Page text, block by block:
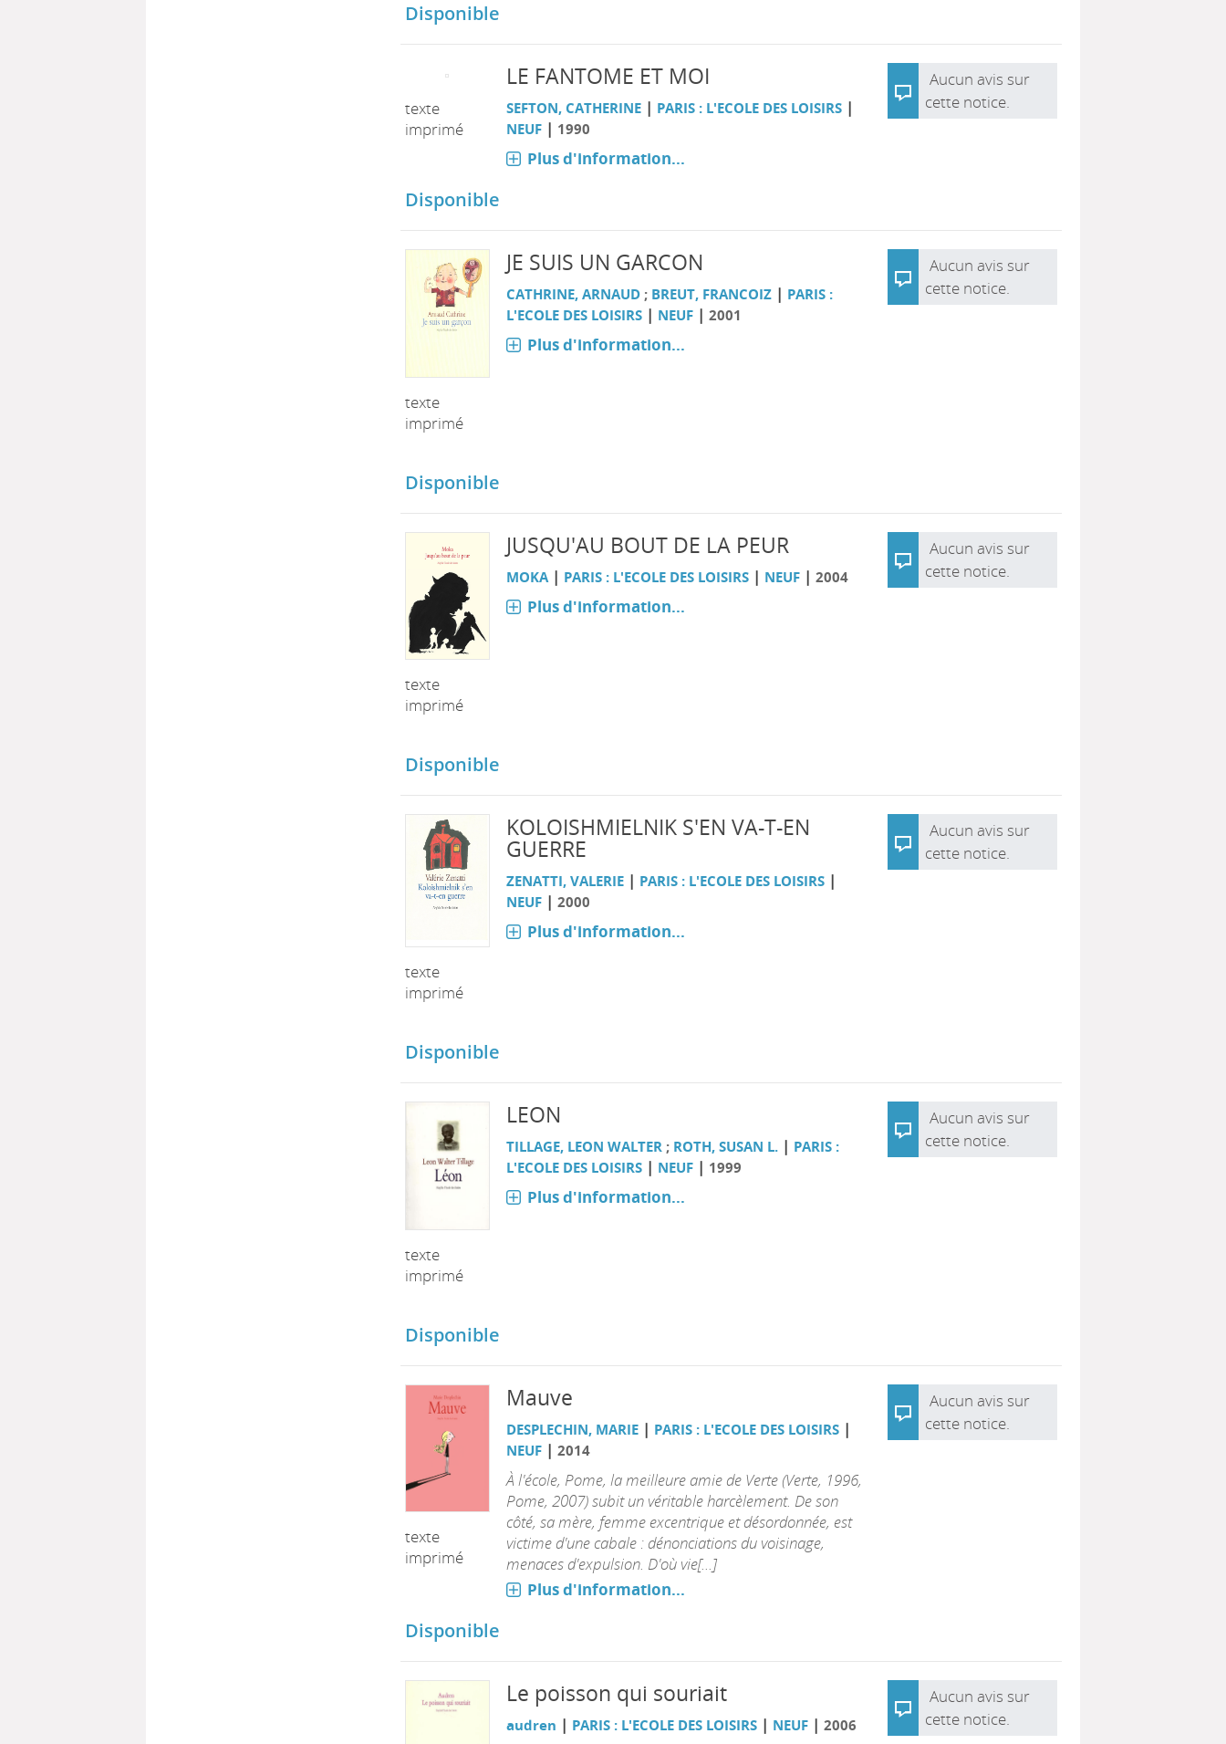
Disponible
texte
imprimé
LE FANTOME ET MOI
SEFTON, CATHERINE | PARIS : L'ECOLE DES LOISIRS|
NEUF| 1990
Plus d'information...
Aucun avis sur
cette notice.
Disponible
texte
imprimé
JE SUIS UN GARCON
CATHRINE, ARNAUD; BREUT, FRANCOIZ | PARIS :
L'ECOLE DES LOISIRS| NEUF| 2001
Plus d'information...
Aucun avis sur
cette notice.
Disponible
texte
imprimé
JUSQU'AU BOUT DE LA PEUR
MOKA | PARIS : L'ECOLE DES LOISIRS| NEUF| 2004
Plus d'information...
Aucun avis sur
cette notice.
Disponible
texte
imprimé
KOLOISHMIELNIK S'EN VA-T-EN
GUERRE
ZENATTI, VALERIE | PARIS : L'ECOLE DES LOISIRS|
NEUF| 2000
Plus d'information...
Aucun avis sur
cette notice.
Disponible
texte
imprimé
LEON
TILLAGE, LEON WALTER ; ROTH, SUSAN L. | PARIS :
L'ECOLE DES LOISIRS| NEUF| 1999
Plus d'information...
Aucun avis sur
cette notice.
Disponible
texte
imprimé
Mauve
DESPLECHIN, MARIE | PARIS : L'ECOLE DES LOISIRS|
NEUF| 2014
À l'école, Pome, la meilleure amie de Verte (Verte, 1996,
Pome, 2007) subit un véritable harcèlement. De son
côté, sa mère, femme excentrique et désordonnée, est
victime d'une cabale : dénonciations du voisinage,
menaces d'expulsion. D'où vie[...]
Plus d'information...
Aucun avis sur
cette notice.
Disponible
Le poisson qui souriait
audren | PARIS : L'ECOLE DES LOISIRS| NEUF| 2006
Aucun avis sur
cette notice.